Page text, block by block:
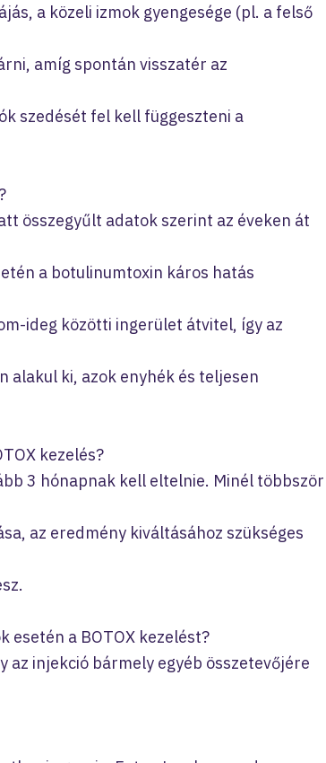
a közeli izmok gyengesége (pl. a felső
amíg spontán visszatér az
szedését fel kell függeszteni a
összegyűlt adatok szerint az éveken át
a botulinumtoxin káros hatás
ideg közötti ingerület átvitel, így az
alakul ki, azok enyhék és teljesen
kezelés?
3 hónapnak kell eltelnie. Minél többször
az eredmény kiváltásához szükséges
esetén a BOTOX kezelést?
az injekció bármely egyéb összetevőjére